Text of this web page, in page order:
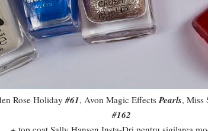
Rose Holiday#61, Avon Magic EffectsPearls, Miss
#162